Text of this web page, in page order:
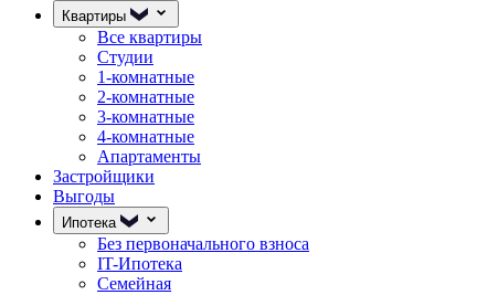
Квартиры
Все квартиры
Студии
1-комнатные
2-комнатные
3-комнатные
4-комнатные
Апартаменты
Застройщики
Выгоды
Ипотека
Без первоначального взноса
IT-Ипотека
Семейная